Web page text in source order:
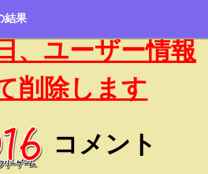
結果
、ユーザー情報
削除します
コメント